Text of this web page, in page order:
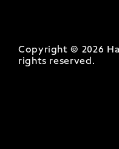
Copyright © 2026
rights reserved.